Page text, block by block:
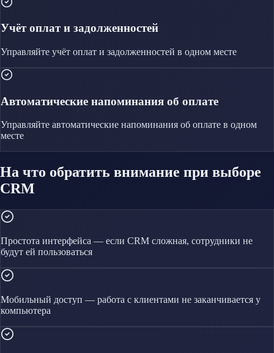
Учёт оплат и задолженностей
Управляйте учёт оплат и задолженностей в одном месте
Автоматические напоминания об оплате
Управляйте автоматические напоминания об оплате в одном
месте
На что обратить внимание при выборе
CRM
Простота интерфейса — если CRM сложная, сотрудники не
будут ей пользоваться
Мобильный доступ — работа с клиентами не заканчивается у
компьютера